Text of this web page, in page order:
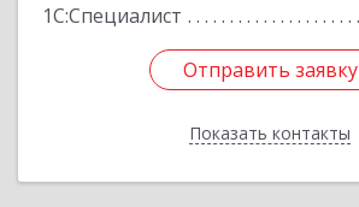
1С:Специалист
Отправить заявку
Показать контакты
Отправить заявку
Назад